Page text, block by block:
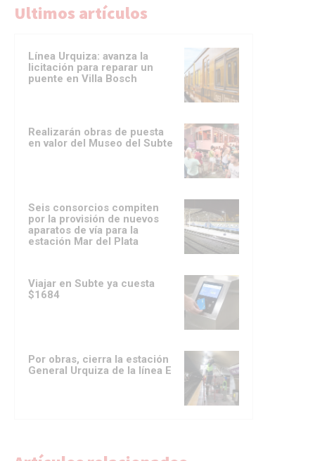
Ultimos artículos
Línea Urquiza: avanza la
licitación para reparar un
puente en Villa Bosch
Realizarán obras de puesta
en valor del Museo del Subte
Seis consorcios compiten
por la provisión de nuevos
aparatos de vía para la
estación Mar del Plata
Viajar en Subte ya cuesta
$1684
Por obras, cierra la estación
General Urquiza de la línea E